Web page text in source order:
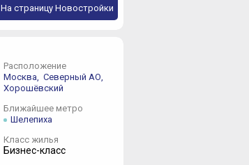
На страницу Новостройки
Расположение
Москва, Северный АО,
Хорошёвский
Ближайшее метро
Шелепиха
Класс жилья
Бизнес-класс